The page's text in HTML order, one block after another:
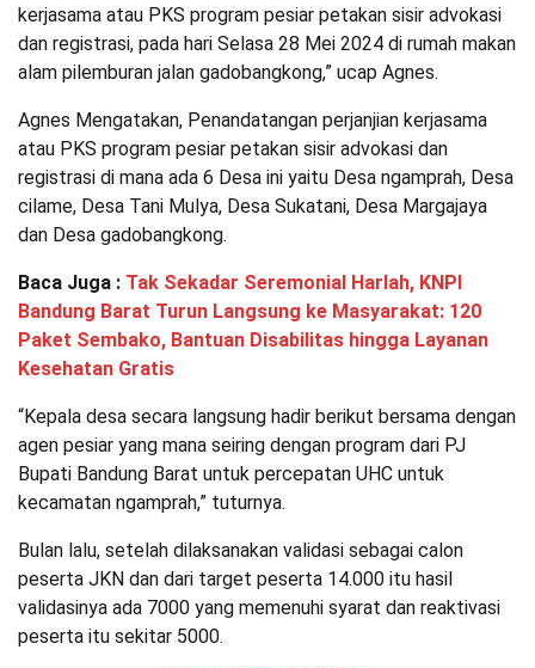
kerjasama atau PKS program pesiar petakan sisir advokasi
dan registrasi, pada hari Selasa 28 Mei 2024 di rumah makan
alam pilemburan jalan gadobangkong,” ucap Agnes.
Agnes Mengatakan, Penandatangan perjanjian kerjasama
atau PKS program pesiar petakan sisir advokasi dan
registrasi di mana ada 6 Desa ini yaitu Desa ngamprah, Desa
cilame, Desa Tani Mulya, Desa Sukatani, Desa Margajaya
dan Desa gadobangkong.
Baca Juga : Tak Sekadar Seremonial Harlah, KNPI
Bandung Barat Turun Langsung ke Masyarakat: 120
Paket Sembako, Bantuan Disabilitas hingga Layanan
Kesehatan Gratis
“Kepala desa secara langsung hadir berikut bersama dengan
agen pesiar yang mana seiring dengan program dari PJ
Bupati Bandung Barat untuk percepatan UHC untuk
kecamatan ngamprah,” tuturnya.
Bulan lalu, setelah dilaksanakan validasi sebagai calon
peserta JKN dan dari target peserta 14.000 itu hasil
validasinya ada 7000 yang memenuhi syarat dan reaktivasi
peserta itu sekitar 5000.